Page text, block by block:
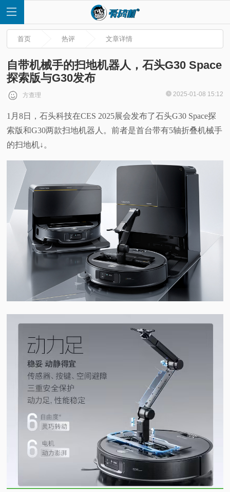
首
页
快
测
首页 热评 文章详情
自带机械手的扫地机器人，石头G30 Space
探索版与G30发布
方查理 2025-01-08 15:12
1月8日，石头科技在CES 2025展会发布了石头G30 Space探
索版和G30两款扫地机器人。前者是首台带有5轴折叠机械手
的扫地机↓。